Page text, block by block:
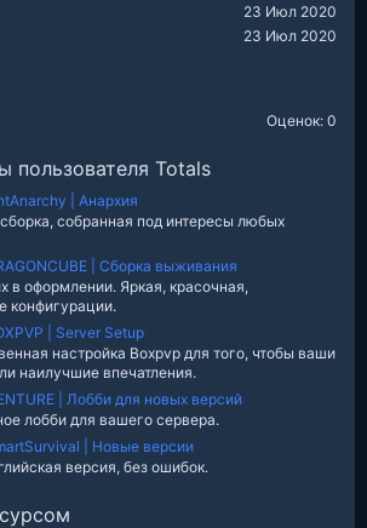
23 Июл 2020
23 Июл 2020
Оценок: 0
пользователя Totals
| Анархия
собранная под интересы любых
| Сборка выживания
в оформлении. Яркая, красочная,
конфигурации.
| Server Setup
настройка Boxpvp для того, чтобы ваши
наилучшие впечатления.
| Лобби для новых версий
лобби для вашего сервера.
| Новые версии
версия, без ошибок.